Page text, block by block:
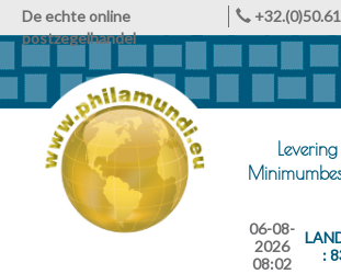
De echte online
postzegelhandel
06-08-
2026
08:02
: